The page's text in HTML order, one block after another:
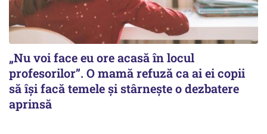
„Nu voi face eu ore acasă în locul
profesorilor”. O mamă refuză ca ai ei copii
să își facă temele și stârnește o dezbatere
aprinsă